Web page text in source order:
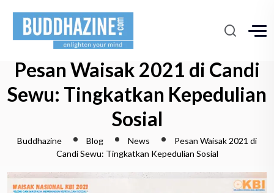
Pesan Waisak 2021 di Candi
Sewu: Tingkatkan Kepedulian
Sosial
Buddhazine Blog News
Pesan Waisak 2021 di
Candi Sewu: Tingkatkan Kepedulian Sosial